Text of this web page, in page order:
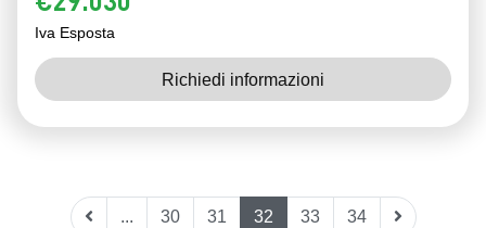
Iva Esposta
Richiedi informazioni
... 30 31 32 33 34